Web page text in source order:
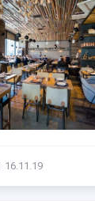
16.11.19